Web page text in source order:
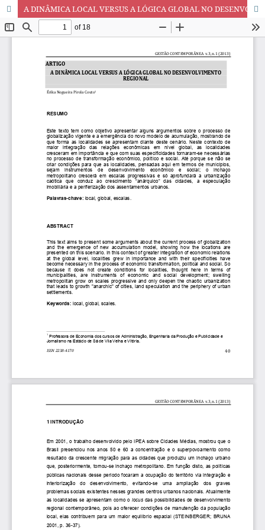
A DINÂMICA LOCAL VERSUS A LÓGICA GLOBAL NO DESENVOLVIMENTO REGIONAL